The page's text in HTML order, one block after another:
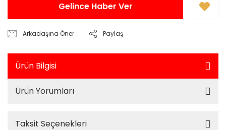
Gelince Haber Ver
Arkadaşına Öner Paylaş
Ürün Bilgisi
Ürün Yorumları
Taksit Seçenekleri